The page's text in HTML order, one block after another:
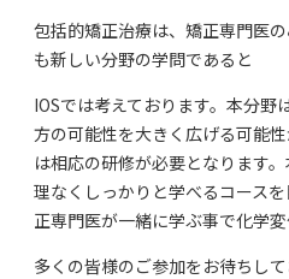
包括的矯正治療は、矯正専門医
も新しい分野の学問であると
IOSでは考えております。本分野
方の可能性を大きく広げる可能
は相応の研修が必要となります
理なくしっかりと学べるコース
正専門医が一緒に学ぶ事で化学
多くの皆様のご参加をお待ちし